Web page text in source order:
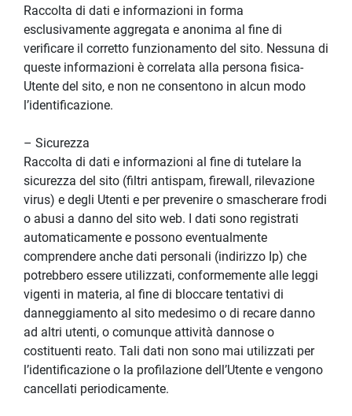
Raccolta di dati e informazioni in forma
esclusivamente aggregata e anonima al fine di
verificare il corretto funzionamento del sito. Nessuna di
queste informazioni è correlata alla persona fisica-
Utente del sito, e non ne consentono in alcun modo
l’identificazione.
– Sicurezza
Raccolta di dati e informazioni al fine di tutelare la
sicurezza del sito (filtri antispam, firewall, rilevazione
virus) e degli Utenti e per prevenire o smascherare frodi
o abusi a danno del sito web. I dati sono registrati
automaticamente e possono eventualmente
comprendere anche dati personali (indirizzo Ip) che
potrebbero essere utilizzati, conformemente alle leggi
vigenti in materia, al fine di bloccare tentativi di
danneggiamento al sito medesimo o di recare danno
ad altri utenti, o comunque attività dannose o
costituenti reato. Tali dati non sono mai utilizzati per
l’identificazione o la profilazione dell’Utente e vengono
cancellati periodicamente.